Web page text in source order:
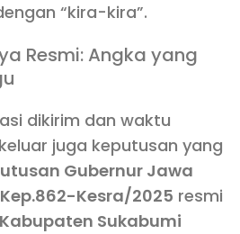
“kira-kira”.
Resmi: Angka yang
dikirim dan waktu
juga keputusan yang
Gubernur Jawa
Kesra/2025 resmi
Kabupaten Sukabumi